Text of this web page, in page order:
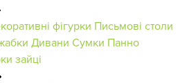
фігурки Письмові столи
Дивани Сумки Панно
зайці